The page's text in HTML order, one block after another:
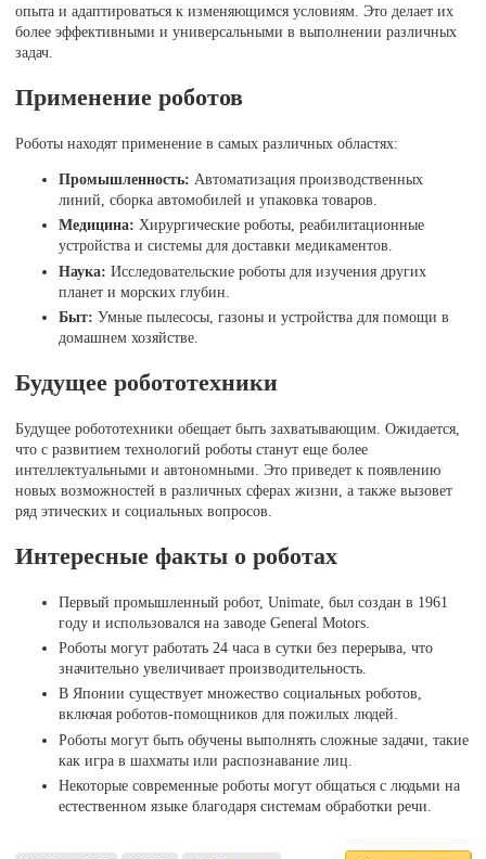
опыта и адаптироваться к изменяющимся условиям. Это делает их
более эффективными и универсальными в выполнении различных
задач.
Применение роботов
Роботы находят применение в самых различных областях:
Промышленность: Автоматизация производственных
линий, сборка автомобилей и упаковка товаров.
Медицина: Хирургические роботы, реабилитационные
устройства и системы для доставки медикаментов.
Наука: Исследовательские роботы для изучения других
планет и морских глубин.
Быт: Умные пылесосы, газоны и устройства для помощи в
домашнем хозяйстве.
Будущее робототехники
Будущее робототехники обещает быть захватывающим. Ожидается,
что с развитием технологий роботы станут еще более
интеллектуальными и автономными. Это приведет к появлению
новых возможностей в различных сферах жизни, а также вызовет
ряд этических и социальных вопросов.
Интересные факты о роботах
Первый промышленный робот, Unimate, был создан в 1961
году и использовался на заводе General Motors.
Роботы могут работать 24 часа в сутки без перерыва, что
значительно увеличивает производительность.
В Японии существует множество социальных роботов,
включая роботов-помощников для пожилых людей.
Роботы могут быть обучены выполнять сложные задачи, такие
как игра в шахматы или распознавание лиц.
Некоторые современные роботы могут общаться с людьми на
естественном языке благодаря системам обработки речи.